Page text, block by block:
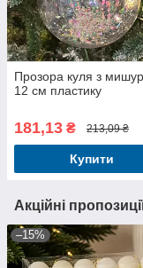
Прозора куля з
12 см пластику
181,13 ₴ 213,09 ₴
Купити
Акційні
–15%